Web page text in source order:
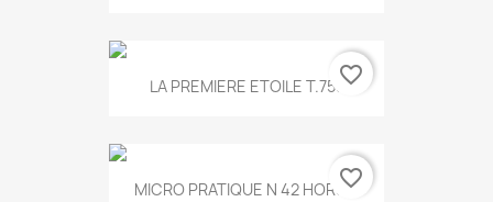
LA PREMIERE ETOILE T.755favorite_border
MICRO PRATIQUE N 42 HORS...
favorite_border